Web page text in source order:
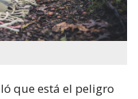
que está el peligro